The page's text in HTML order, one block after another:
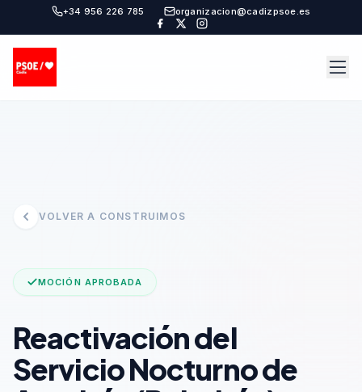
+34 956 226 785 organizacion@cadizpsoe.es
VOLVER A CONSTRUIMOS
MOCIÓN APROBADA
Reactivación del
Servicio Nocturno de